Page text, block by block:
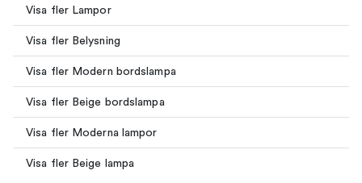
Visa fler Lampor
Visa fler Belysning
Visa fler Modern bordslampa
Visa fler Beige bordslampa
Visa fler Moderna lampor
Visa fler Beige lampa